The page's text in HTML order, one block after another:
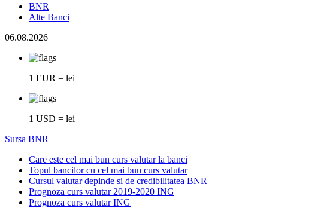
BNR
Alte Banci
06.08.2026
1 EUR = lei
1 USD = lei
Sursa BNR
Care este cel mai bun curs valutar la banci
Topul bancilor cu cel mai bun curs valutar
Cursul valutar depinde si de credibilitatea BNR
Prognoza curs valutar 2019-2020 ING
Prognoza curs valutar ING